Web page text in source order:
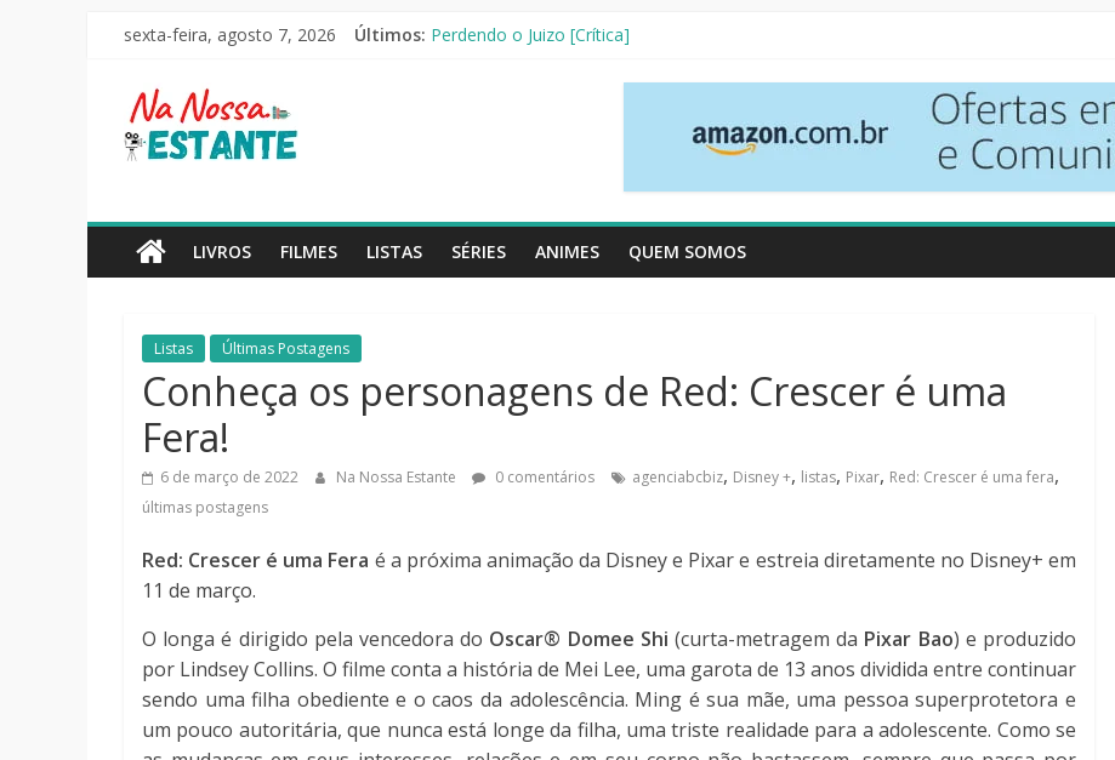
Pular
conteúdo
sexta-feira, agosto 7, 2026 Últimos: As Ovelhas Detetives [Crítica]
Slow Horses – 3ª Temporada [Crítica]
Na
Nossa
Estante
livros,
filmes,
séries
notícias
LIVROS FILMES LISTAS SÉRIES ANIMES QUEM SOMOS
Listas Últimas Postagens
Conheça os personagens de Red: Crescer é uma
Fera!
6 de março de 2022 Na Nossa Estante 0 comentários agenciabcbiz, Disney +, listas, Pixar, Red: Crescer é uma fera,
últimas postagens
Red: Crescer é uma Fera é a próxima animação da Disney e Pixar e estreia diretamente no Disney+ em
11 de março.
O longa é dirigido pela vencedora do Oscar® Domee Shi (curta-metragem da Pixar Bao) e produzido
por Lindsey Collins. O filme conta a história de Mei Lee, uma garota de 13 anos dividida entre continuar
sendo uma filha obediente e o caos da adolescência. Ming é sua mãe, uma pessoa superprotetora e
um pouco autoritária, que nunca está longe da filha, uma triste realidade para a adolescente. Como se